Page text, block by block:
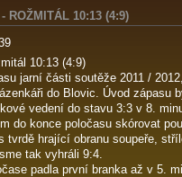
ROŽMITÁL 10:13 (4:9)
10:13 (4:9)
jarní části soutěže 2011 /
do Blovic. Úvod zápasu
vedení do stavu 3:3 v 8.
do konce poločasu skórovat
tvrdě hrající obranu soupeře,
tak vyhráli 9:4.
padla první branka až v 5.